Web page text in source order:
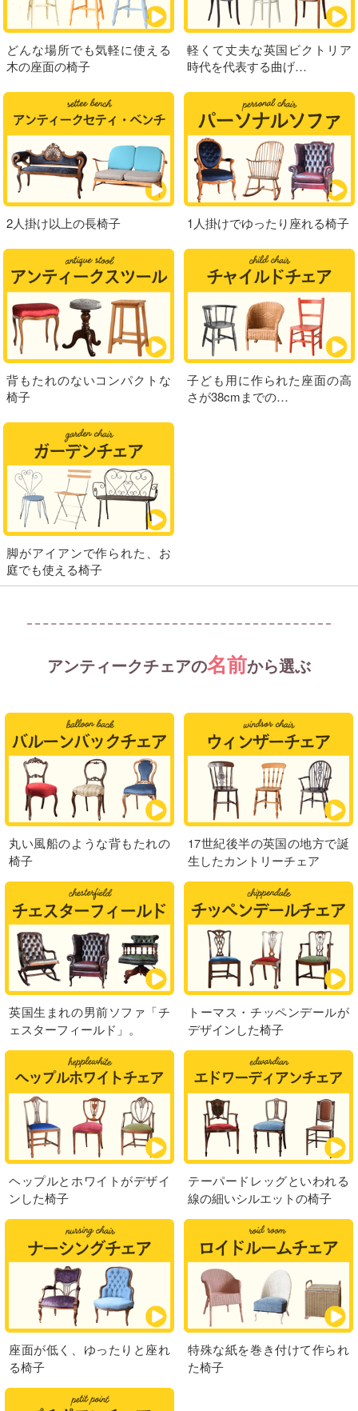
どんな場所でも気軽に使える
木の座面の椅子
軽くて丈夫な英国ビクトリア
時代を代表する曲げ…
2人掛け以上の長椅子 1人掛けでゆったり座れる椅子
背もたれのないコンパクトな
椅子
子ども用に作られた座面の高
さが38cmまでの…
脚がアイアンで作られた、お
庭でも使える椅子
アンティークチェアの名前から選ぶ
丸い風船のような背もたれの
椅子
17世紀後半の英国の地方で誕
生したカントリーチェア
英国生まれの男前ソファ「チ
ェスターフィールド」。
トーマス・チッペンデールが
デザインした椅子
ヘップルとホワイトがデザイ
ンした椅子
テーパードレッグといわれる
線の細いシルエットの椅子
座面が低く、ゆったりと座れ
る椅子
特殊な紙を巻き付けて作られ
た椅子